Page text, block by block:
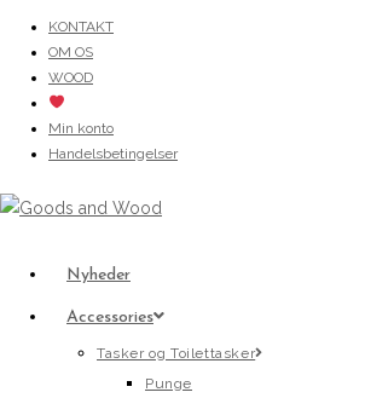
content
KONTAKT
OM OS
WOOD
Min konto
Handelsbetingelser
Nyheder
Accessories
Tasker og Toilettasker
Punge